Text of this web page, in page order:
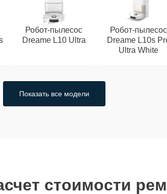
Робот-пылесос
Dreame L10 Ultra
Робот-пылесос
Dreame L10s
Ultra White
Показать все модели
стоимости